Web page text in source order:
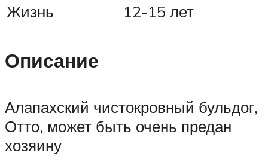
Жизнь
12-15 лет
Описание
Алапахский чистокровный бульдог,
Отто, может быть очень предан
хозяину